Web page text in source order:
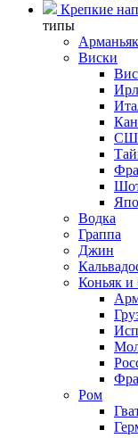
Крепкие
типы
Арманьяк
Виски
Водка
Граппа
Джин
Коньяк и
Ром